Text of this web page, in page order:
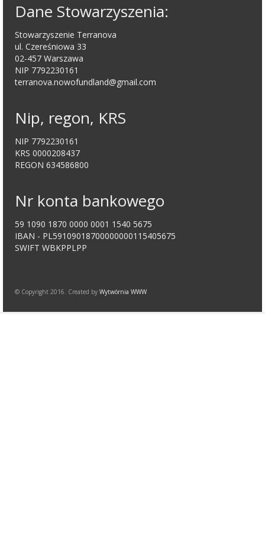
Dane Stowarzyszenia:
Stowarzyszenie Terranova
ul. Czereśniowa 33
02-457 Warszawa
NIP 7792230161
terranova.nowofundland@gmail.com
Nip, regon, KRS
NIP 7792230161
KRS 0000208437
REGON 634586800
Nr konta bankowego
59 1090 1870 0000 0001 1540 5675
IBAN - PL59109018700000000115405675
SWIFT WBKPPLPP
© Copyright 2016. Created by Wytwórnia WWW